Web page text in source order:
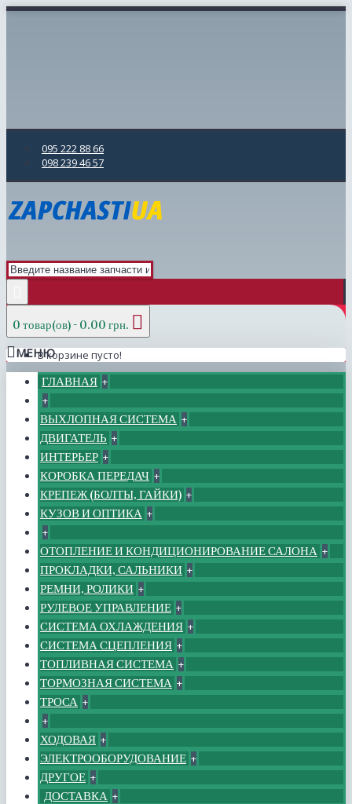
095 222 88 66
098 239 46 57
0 товар(ов) - 0.00 грн.
В корзине пусто!
МЕНЮ
ГЛАВНАЯ +
+
ВЫХЛОПНАЯ СИСТЕМА +
ДВИГАТЕЛЬ +
ИНТЕРЬЕР +
КОРОБКА ПЕРЕДАЧ +
КРЕПЕЖ (БОЛТЫ, ГАЙКИ) +
КУЗОВ И ОПТИКА +
+
ОТОПЛЕНИЕ И КОНДИЦИОНИРОВАНИЕ САЛОНА +
ПРОКЛАДКИ, САЛЬНИКИ +
РЕМНИ, РОЛИКИ +
РУЛЕВОЕ УПРАВЛЕНИЕ +
СИСТЕМА ОХЛАЖДЕНИЯ +
СИСТЕМА СЦЕПЛЕНИЯ +
ТОПЛИВНАЯ СИСТЕМА +
ТОРМОЗНАЯ СИСТЕМА +
ТРОСА +
+
ХОДОВАЯ +
ЭЛЕКТРООБОРУДОВАНИЕ +
ДРУГОЕ +
ДОСТАВКА +